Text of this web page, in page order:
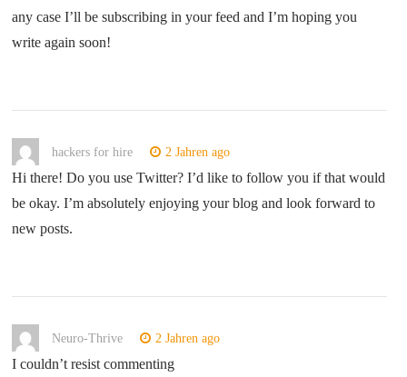
any case I’ll be subscribing in your feed and I’m hoping you
write again soon!
hackers for hire 2 Jahren ago
Hi there! Do you use Twitter? I’d like to follow you if that would
be okay. I’m absolutely enjoying your blog and look forward to
new posts.
Neuro-Thrive 2 Jahren ago
I couldn’t resist commenting